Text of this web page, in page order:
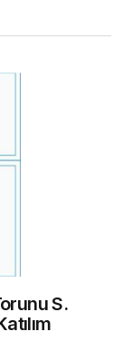
S.